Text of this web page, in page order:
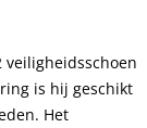
veiligheidsschoen
is hij geschikt
Het